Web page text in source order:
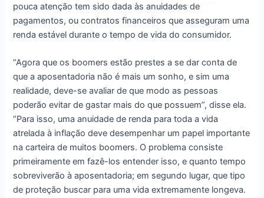
pouca atenção tem sido dada às anuidades de
pagamentos, ou contratos financeiros que asseguram uma
renda estável durante o tempo de vida do consumidor.
“Agora que os boomers estão prestes a se dar conta de
que a aposentadoria não é mais um sonho, e sim uma
realidade, deve-se avaliar de que modo as pessoas
poderão evitar de gastar mais do que possuem”, disse ela.
“Para isso, uma anuidade de renda para toda a vida
atrelada à inflação deve desempenhar um papel importante
na carteira de muitos boomers. O problema consiste
primeiramente em fazê-los entender isso, e quanto tempo
sobreviverão à aposentadoria; em segundo lugar, que tipo
de proteção buscar para uma vida extremamente longeva.